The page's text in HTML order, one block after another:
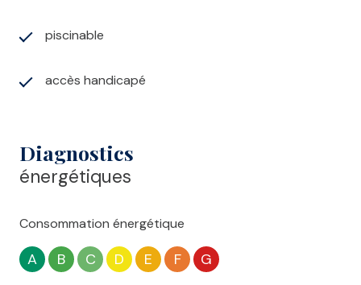
piscinable
accès handicapé
Diagnostics
énergétiques
Consommation énergétique
A B C D E F G